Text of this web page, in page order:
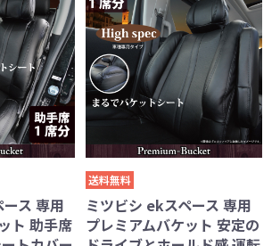
ス 専用
ト 助手席
送料無料
ミツビシ ekスペース 専用
プレミアムバケット 安定の